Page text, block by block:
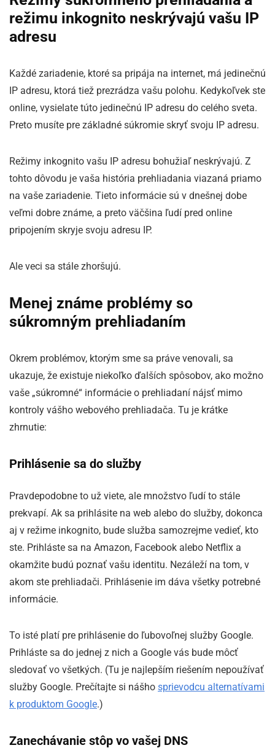
režimu inkognito neskrývajú vašu IP
adresu
Každé zariadenie, ktoré sa pripája na internet, má jedinečnú
IP adresu, ktorá tiež prezrádza vašu polohu. Kedykoľvek ste
online, vysielate túto jedinečnú IP adresu do celého sveta.
Preto musíte pre základné súkromie skryť svoju IP adresu.
Režimy inkognito vašu IP adresu bohužiaľ neskrývajú. Z
tohto dôvodu je vaša história prehliadania viazaná priamo
na vaše zariadenie. Tieto informácie sú v dnešnej dobe
veľmi dobre známe, a preto väčšina ľudí pred online
pripojením skryje svoju adresu IP.
Ale veci sa stále zhoršujú.
Menej známe problémy so
súkromným prehliadaním
Okrem problémov, ktorým sme sa práve venovali, sa
ukazuje, že existuje niekoľko ďalších spôsobov, ako možno
vaše „súkromné“ informácie o prehliadaní nájsť mimo
kontroly vášho webového prehliadača. Tu je krátke
zhrnutie:
Prihlásenie sa do služby
Pravdepodobne to už viete, ale množstvo ľudí to stále
prekvapí. Ak sa prihlásite na web alebo do služby, dokonca
aj v režime inkognito, bude služba samozrejme vedieť, kto
ste. Prihláste sa na Amazon, Facebook alebo Netflix a
okamžite budú poznať vašu identitu. Nezáleží na tom, v
akom ste prehliadači. Prihlásenie im dáva všetky potrebné
informácie.
To isté platí pre prihlásenie do ľubovoľnej služby Google.
Prihláste sa do jednej z nich a Google vás bude môcť
sledovať vo všetkých. (Tu je najlepším riešením nepoužívať
služby Google. Prečítajte si nášho sprievodcu alternatívami
k produktom Google.)
Zanechávanie stôp vo vašej DNS